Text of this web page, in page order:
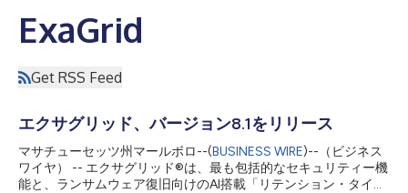
ExaGrid
Get RSS Feed
エクサグリッド、バージョン8.1をリリース
マサチューセッツ州マールボロ--(BUSINESS WIRE)--（ビジネス
ワイヤ） -- エクサグリッド®は、最も包括的なセキュリティー機
能と、ランサムウェア復旧向けのAI搭載「リテンション・タイム